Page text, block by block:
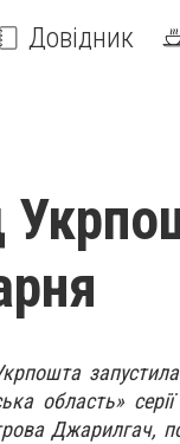
Довідник
область»
Джарилгач,